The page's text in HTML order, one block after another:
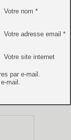
Votre nom *
Votre adresse email *
Votre site internet
par e-mail.
mail.